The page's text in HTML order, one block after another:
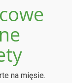
na mięsie.